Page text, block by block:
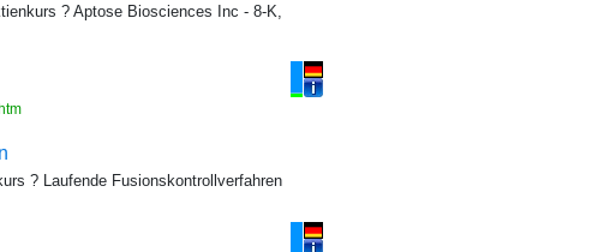
? Aptose Biosciences Inc - 8-K,
? Laufende Fusionskontrollverfahren